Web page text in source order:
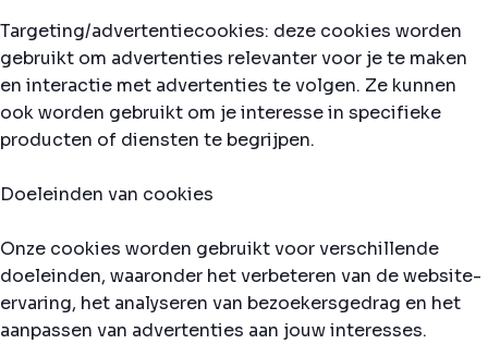
Targeting/advertentiecookies: deze cookies worden
gebruikt om advertenties relevanter voor je te maken
en interactie met advertenties te volgen. Ze kunnen
ook worden gebruikt om je interesse in specifieke
producten of diensten te begrijpen.
Doeleinden van cookies
Onze cookies worden gebruikt voor verschillende
doeleinden, waaronder het verbeteren van de website-
ervaring, het analyseren van bezoekersgedrag en het
aanpassen van advertenties aan jouw interesses.